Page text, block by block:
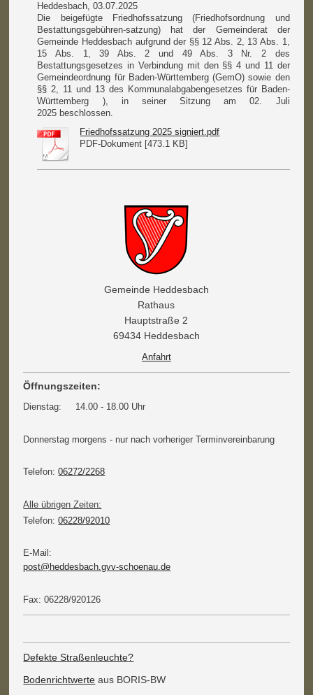
Heddesbach, 03.07.2025
Die beigefügte Friedhofssatzung (Friedhofsordnung und
Bestattungsgebühren-satzung) hat der Gemeinderat der
Gemeinde Heddesbach aufgrund der §§ 12 Abs. 2, 13 Abs. 1,
15 Abs. 1, 39 Abs. 2 und 49 Abs. 3 Nr. 2 des
Bestattungsgesetzes in Verbindung mit den §§ 4 und 11 der
Gemeindeordnung für Baden-Württemberg (GemO) sowie den
§§ 2, 11 und 13 des Kommunalabgabengesetzes für Baden-
Württemberg ), in seiner Sitzung am 02. Juli
2025 beschlossen.
Friedhofssatzung 2025 signiert.pdf
PDF-Dokument [473.1 KB]
Gemeinde Heddesbach
Rathaus
Hauptstraße 2
69434 Heddesbach
Anfahrt
Öffnungszeiten:
Dienstag: 14.00 - 18.00 Uhr
Donnerstag morgens - nur nach vorheriger Terminvereinbarung
Telefon:06272/2268
Alle übrigen Zeiten:
Telefon:06228/92010
E-Mail:
post@heddesbach.gvv-schoenau.de
Fax: 06228/920126
Defekte Straßenleuchte?
Bodenrichtwerte aus BORIS-BW